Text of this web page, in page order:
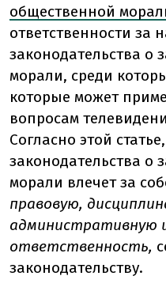
общественной
ответственности за
законодательства о
морали, среди
которые может
вопросам
Согласно этой
законодательства о
морали влечет за
правовую,
административную
ответственность,
законодательству.